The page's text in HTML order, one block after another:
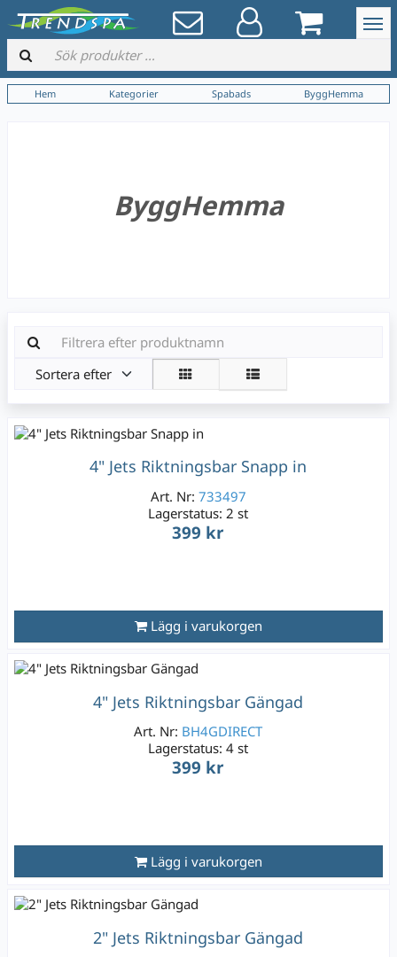
Hem Kategorier Spabads ByggHemma
ByggHemma
Sortera efter
4" Jets Riktningsbar Snapp in
Art. Nr: 733497
Lagerstatus: 2 st
399 kr
Lägg i varukorgen
4" Jets Riktningsbar Gängad
Art. Nr: BH4GDIRECT
Lagerstatus:4 st
399 kr
Lägg i varukorgen
2" Jets Riktningsbar Gängad